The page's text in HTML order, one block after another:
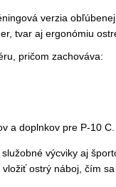
verzia
tvar aj ergonómiu
pričom zachováva:
a doplnkov pre P-10 C.
služobné výcviky aj
ostrý náboj, čím